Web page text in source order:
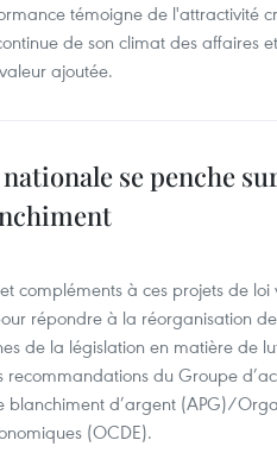
témoigne de l'attractivité
de son climat des affaires
ajoutée.
nationale se penche
compléments à ces projets de loi
répondre à la réorganisation
de la législation en matière de
recommandations du Groupe
blanchiment d’argent (APG)/
(OCDE).